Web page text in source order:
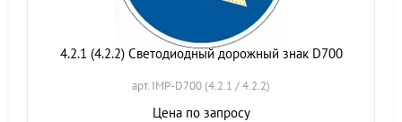
4.2.1 (4.2.2) Светодиодный дорожный знак D700
арт. IMP-D700 (4.2.1 / 4.2.2)
Цена по запросу